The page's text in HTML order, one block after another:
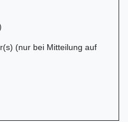
(nur bei Mitteilung auf